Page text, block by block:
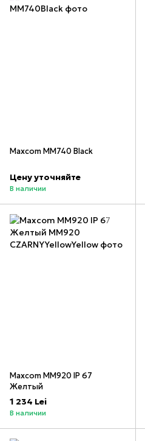
Maxcom MM740 Black
Цену уточняйте
В наличии
Maxcom MM920 IP 67
Желтый
1 234 Lei
В наличии